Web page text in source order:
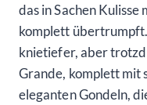
das in Sachen Kulisse
komplett
knietiefer, aber
Grande, komplett mit
eleganten Gondeln,